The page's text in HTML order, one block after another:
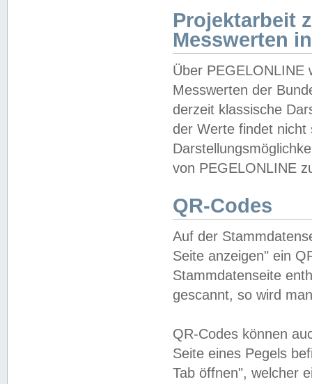
Projektarbeit
Messwerten
Über PEGELONLINE
Messwerten der
derzeit klassische
der Werte findet
von PEGELONLINE
QR-Codes
Auf der
Seite anzeigen" ein
Stammdatenseite
gescannt, so wird
QR-Codes können
Seite eines Pegels
Tab öffnen", welcher